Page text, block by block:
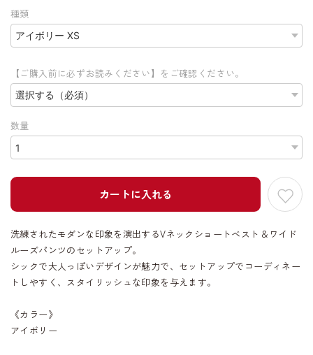
種類
【ご購入前に必ずお読みください】をご確認ください。
数量
カートに入れる
洗練されたモダンな印象を演出するVネックショートベスト＆ワイド
ルーズパンツのセットアップ。
シックで大人っぽいデザインが魅力で、セットアップでコーディネー
トしやすく、スタイリッシュな印象を与えます。
《カラー》
アイボリー